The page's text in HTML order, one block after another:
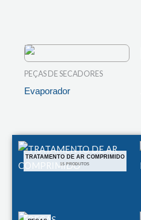
PEÇAS DE SECADORES
Evaporador
TRATAMENTO DE AR COMPRIMIDO
15 PRODUTOS